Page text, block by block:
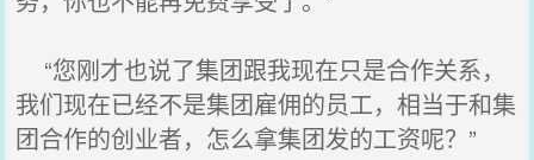
“您刚才也说了集团跟我现在只是合作关系，
我们现在已经不是集团雇佣的员工，相当于和集
团合作的创业者，怎么拿集团发的工资呢？”